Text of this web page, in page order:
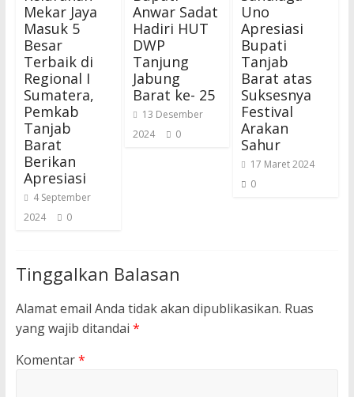
Mekar Jaya
Masuk 5
Besar
Terbaik di
Regional I
Sumatera,
Pemkab
Tanjab
Barat
Berikan
Apresiasi
4 September
2024
0
Anwar Sadat
Hadiri HUT
DWP
Tanjung
Jabung
Barat ke- 25
13 Desember
2024
0
Uno
Apresiasi
Bupati
Tanjab
Barat atas
Suksesnya
Festival
Arakan
Sahur
17 Maret 2024
0
Tinggalkan Balasan
Alamat email Anda tidak akan dipublikasikan. Ruas
yang wajib ditandai *
Komentar*